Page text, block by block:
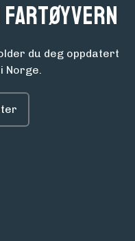
fartøyvern
du deg oppdatert
Norge.